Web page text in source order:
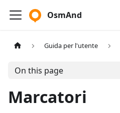
OsmAnd
Guida per l'utente
On this page
Marcatori